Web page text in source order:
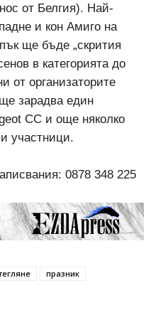
от Белгия). Най-
и кон Амиго на
ще бъде „скрития
в категорията до
от организаторите
зарадва един
CC и още няколко
участници.
0878 348 225
празник